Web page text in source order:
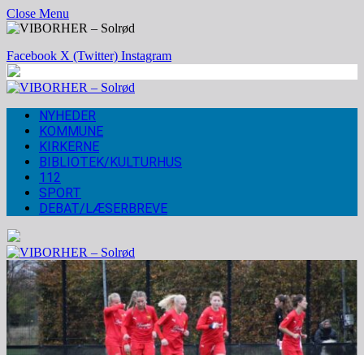
Close Menu
Facebook X (Twitter) Instagram
NYHEDER
KOMMUNE
KIRKERNE
BIBLIOTEK/KULTURHUS
112
SPORT
DEBAT/LÆSERBREVE